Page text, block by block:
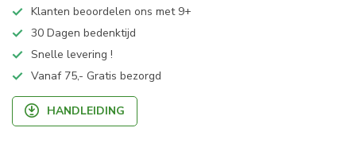
Klanten beoordelen ons met 9+
30 Dagen bedenktijd
Snelle levering !
Vanaf 75,- Gratis bezorgd
HANDLEIDING